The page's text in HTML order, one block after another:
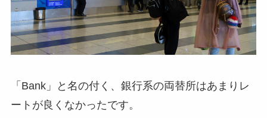
「Bank」と名の付く、銀行系の両替所はあまりレ
ートが良くなかったです。